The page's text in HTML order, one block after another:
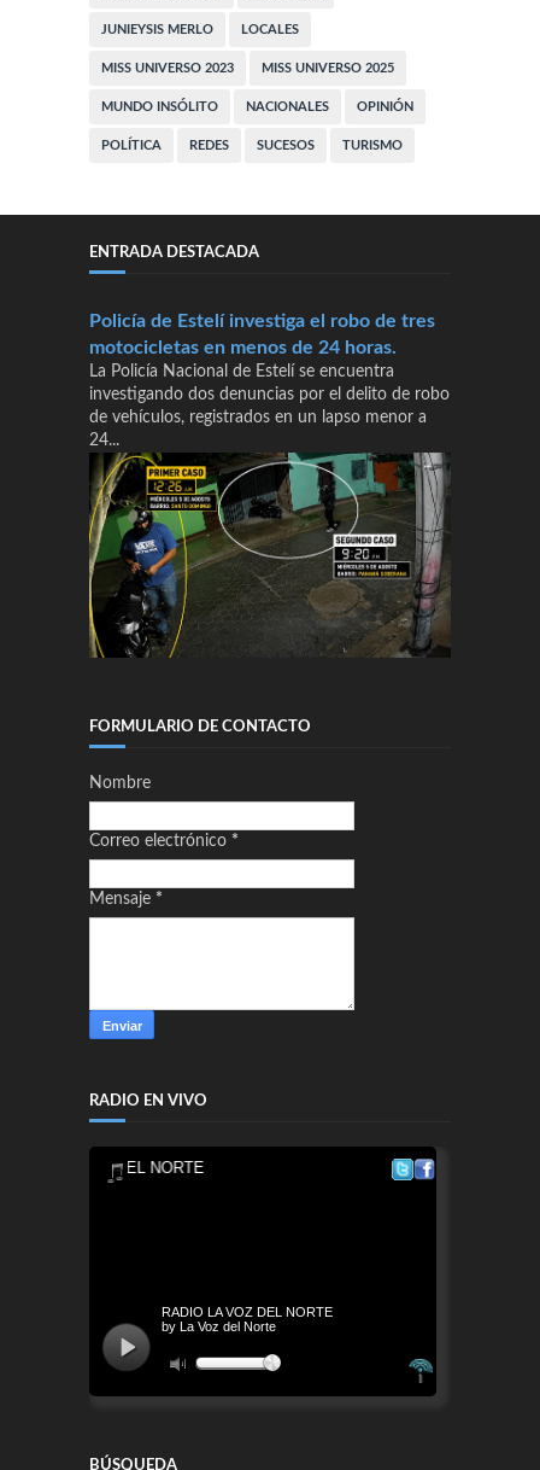
JUNIEYSIS MERLO LOCALES
MISS UNIVERSO 2023 MISS UNIVERSO 2025
MUNDO INSÓLITO NACIONALES OPINIÓN
POLÍTICA REDES SUCESOS TURISMO
ENTRADA DESTACADA
Policía de Estelí investiga el robo de tres
motocicletas en menos de 24 horas.
La Policía Nacional de Estelí se encuentra
investigando dos denuncias por el delito de robo
de vehículos, registrados en un lapso menor a
24...
FORMULARIO DE CONTACTO
Nombre
Correo electrónico *
Mensaje *
RADIO EN VIVO
BÚSQUEDA